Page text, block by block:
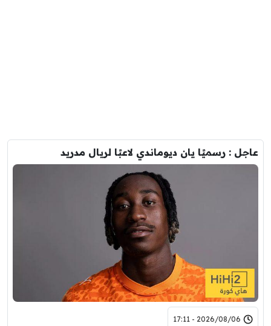
عاجل : رسميًا يان ديوماندي لاعبًا لريال مدريد
2026/08/06 - 17:11